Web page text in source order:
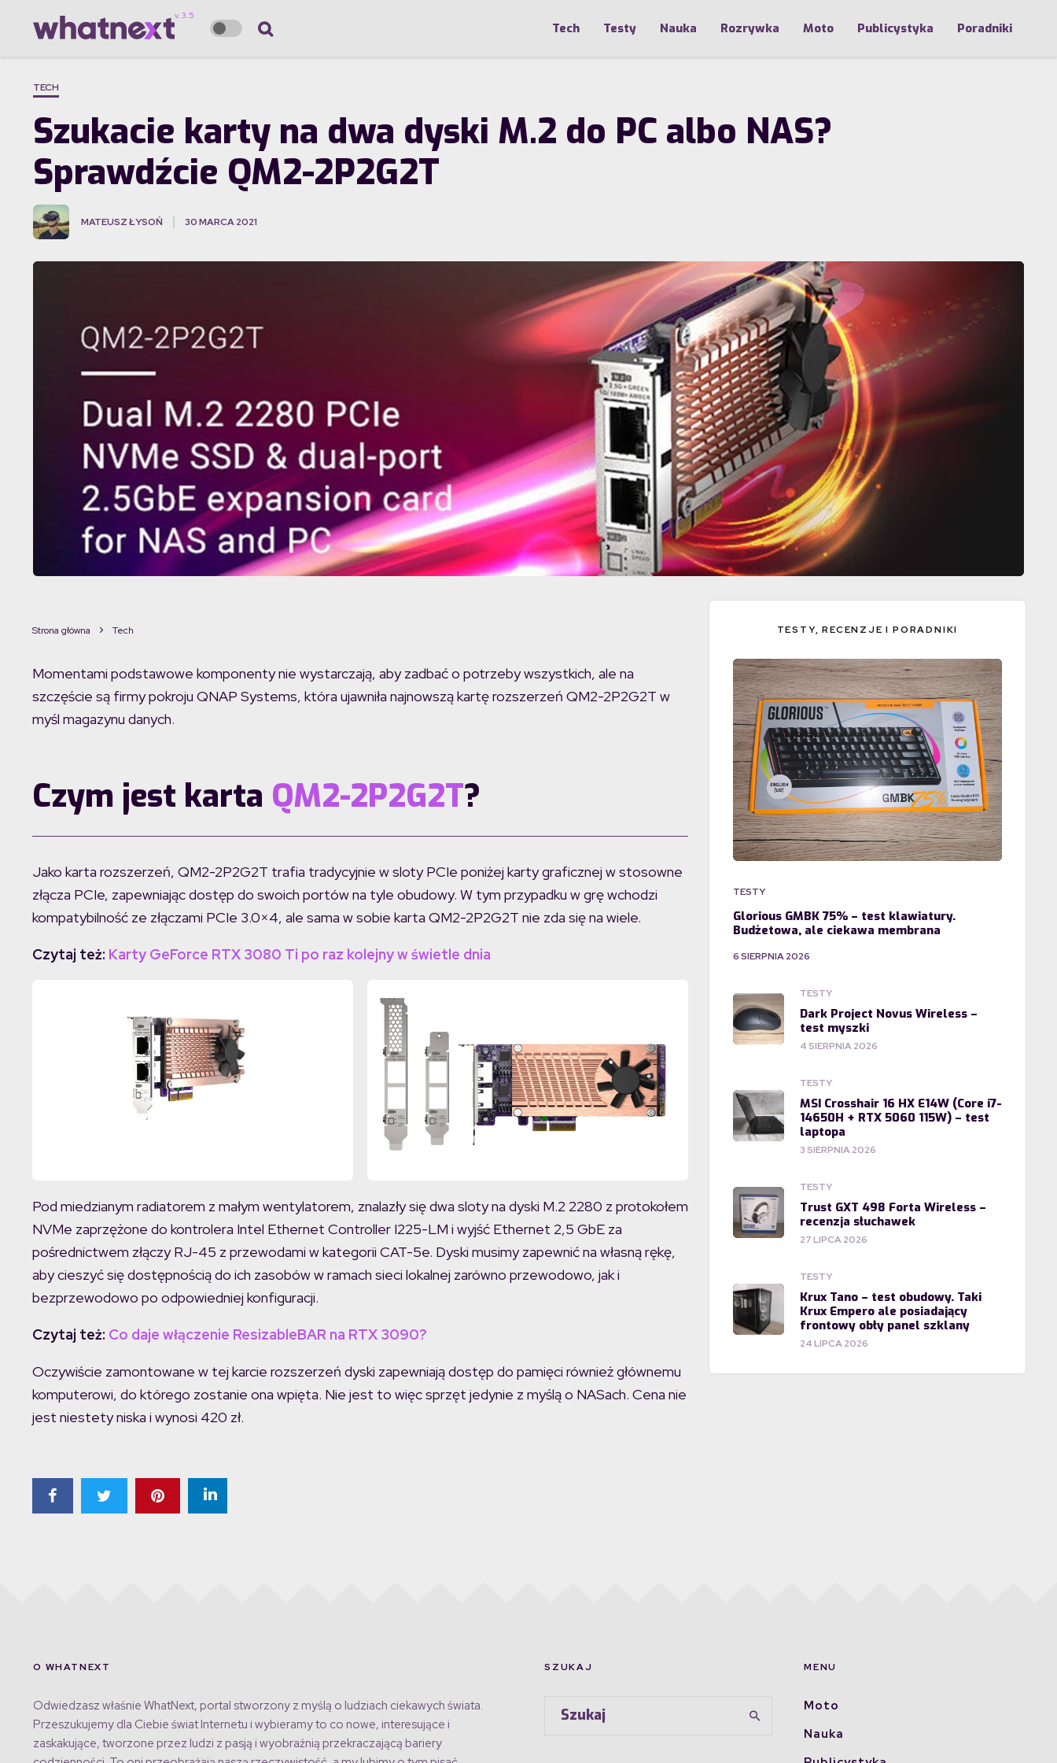
Tech Testy Nauka Rozrywka Moto Publicystyka Poradniki
TECH
Szukacie karty na dwa dyski M.2 do PC albo NAS?
Sprawdźcie QM2-2P2G2T
MATEUSZ ŁYSOŃ 30 MARCA 2021
Strona główna Tech
Momentami podstawowe komponenty nie wystarczają, aby zadbać o potrzeby wszystkich, ale na
szczęście są firmy pokroju QNAP Systems, która ujawniła najnowszą kartę rozszerzeń QM2-2P2G2T w
myśl magazynu danych.
Czym jest karta QM2-2P2G2T?
Jako karta rozszerzeń, QM2-2P2G2T trafia tradycyjnie w sloty PCIe poniżej karty graficznej w stosowne
złącza PCIe, zapewniając dostęp do swoich portów na tyle obudowy. W tym przypadku w grę wchodzi
kompatybilność ze złączami PCIe 3.0×4, ale sama w sobie karta QM2-2P2G2T nie zda się na wiele.
Czytaj też: Karty GeForce RTX 3080 Ti po raz kolejny w świetle dnia
Pod miedzianym radiatorem z małym wentylatorem, znalazły się dwa sloty na dyski M.2 2280 z protokołem
NVMe zaprzężone do kontrolera Intel Ethernet Controller I225-LM i wyjść Ethernet 2,5 GbE za
pośrednictwem złączy RJ-45 z przewodami w kategorii CAT-5e. Dyski musimy zapewnić na własną rękę,
aby cieszyć się dostępnością do ich zasobów w ramach sieci lokalnej zarówno przewodowo, jak i
bezprzewodowo po odpowiedniej konfiguracji.
Czytaj też: Co daje włączenie ResizableBAR na RTX 3090?
Oczywiście zamontowane w tej karcie rozszerzeń dyski zapewniają dostęp do pamięci również głównemu
komputerowi, do którego zostanie ona wpięta. Nie jest to więc sprzęt jedynie z myślą o NASach. Cena nie
jest niestety niska i wynosi 420 zł.
TESTY, RECENZJE I PORADNIKI
TESTY
Glorious GMBK 75% – test klawiatury.
Budżetowa, ale ciekawa membrana
6 SIERPNIA 2026
TESTY
Dark Project Novus Wireless –
test myszki
4 SIERPNIA 2026
TESTY
MSI Crosshair 16 HX E14W (Core i7-
14650H + RTX 5060 115W) – test
laptopa
3 SIERPNIA 2026
TESTY
Trust GXT 498 Forta Wireless –
recenzja słuchawek
27 LIPCA 2026
TESTY
Krux Tano – test obudowy. Taki
Krux Empero ale posiadający
frontowy obły panel szklany
24 LIPCA 2026
O WHATNEXT
Odwiedzasz właśnie WhatNext, portal stworzony z myślą o ludziach ciekawych świata.
Przeszukujemy dla Ciebie świat Internetu i wybieramy to co nowe, interesujące i
zaskakujące, tworzone przez ludzi z pasją i wyobraźnią przekraczającą bariery
SZUKAJ MENU
Moto
Nauka